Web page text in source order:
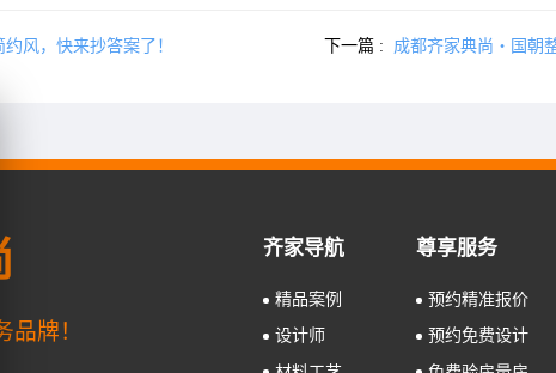
风，快来抄答案了！ 下一篇 : 成都齐家典尚・国朝
品牌！
齐家导航
精品案例
设计师
尊享服务
预约精准报价
预约免费设计